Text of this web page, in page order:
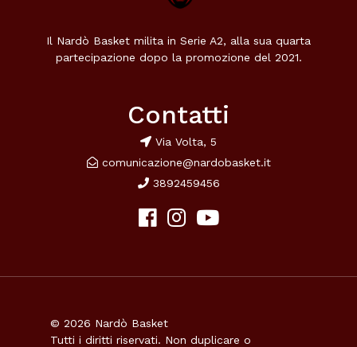
Il Nardò Basket milita in Serie A2, alla sua quarta
partecipazione dopo la promozione del 2021.
Contatti
Via Volta, 5
comunicazione@nardobasket.it
3892459456
© 2026 Nardò Basket
Tutti i diritti riservati. Non duplicare o